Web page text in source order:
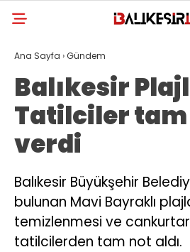
Ana Sayfa ›Gündem
Balıkesir
Tatilciler
verdi
Balıkesir Büyükşehir
bulunan Mavi Bayraklı
temizlenmesi ve
tatilcilerden tam not aldı.